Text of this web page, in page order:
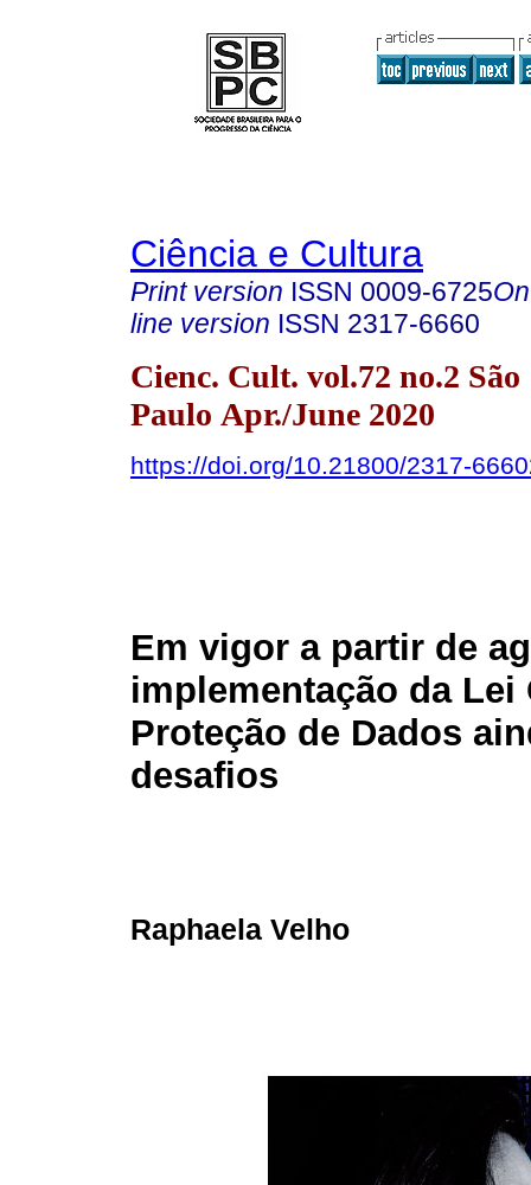
Ciência e Cultura
Print version ISSN 0009-6725
line version ISSN 2317-6660
Cienc. Cult. vol.72 no.2 São
Paulo Apr./June 2020
https://doi.org/10.21800/2317-
Em vigor a partir de
implementação da Lei
Proteção de Dados
desafios
Raphaela Velho